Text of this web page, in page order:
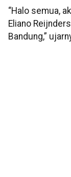
“Halo semua,
Eliano
Bandung,”